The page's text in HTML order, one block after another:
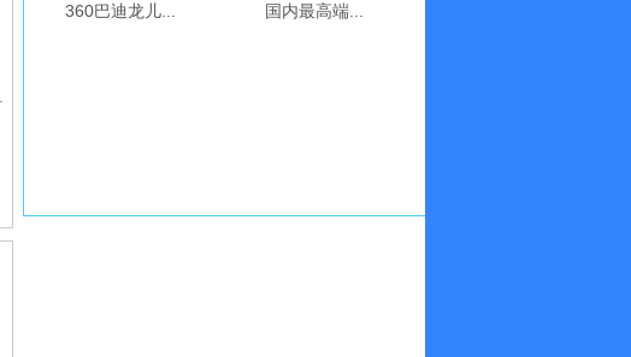
360巴迪龙儿... 国内最高端...